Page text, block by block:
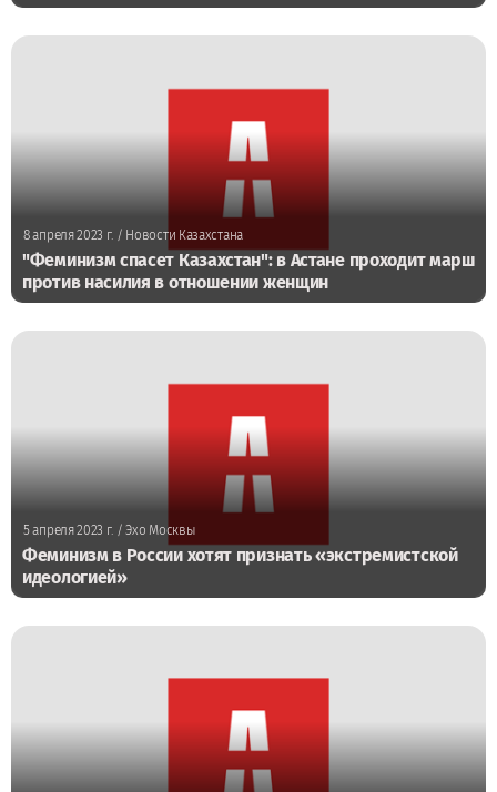
8 апреля 2023 г. / Новости Казахстана
"Феминизм спасет Казахстан": в Астане проходит марш
против насилия в отношении женщин
5 апреля 2023 г. / Эхо Москвы
Феминизм в России хотят признать «экстремистской
идеологией»